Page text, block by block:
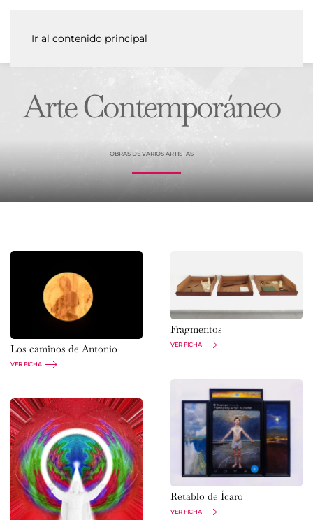
Ir al contenido principal
Arte Contemporáneo
OBRAS DE VARIOS ARTISTAS
Los caminos de Antonio
VER FICHA
Fragmentos
VER FICHA
Retablo de Ícaro
VER FICHA